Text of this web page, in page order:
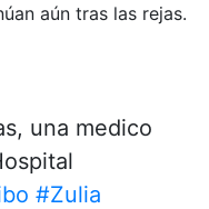
aún tras las rejas.
una medico
#Zulia